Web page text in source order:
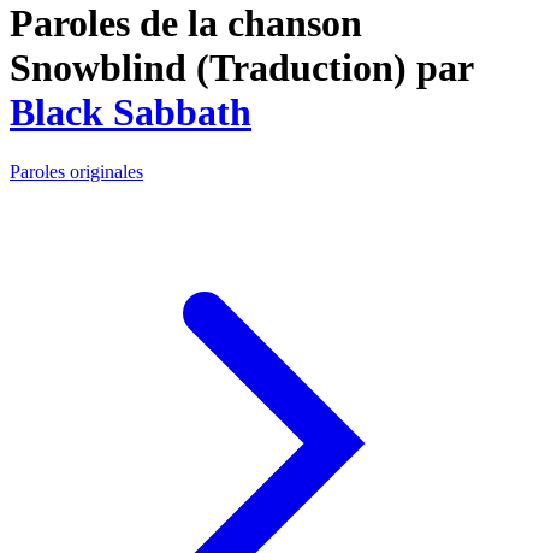
Paroles de la chanson
Snowblind (Traduction) par
Black Sabbath
Paroles originales